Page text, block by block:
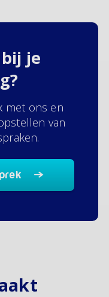
je
met ons en
van